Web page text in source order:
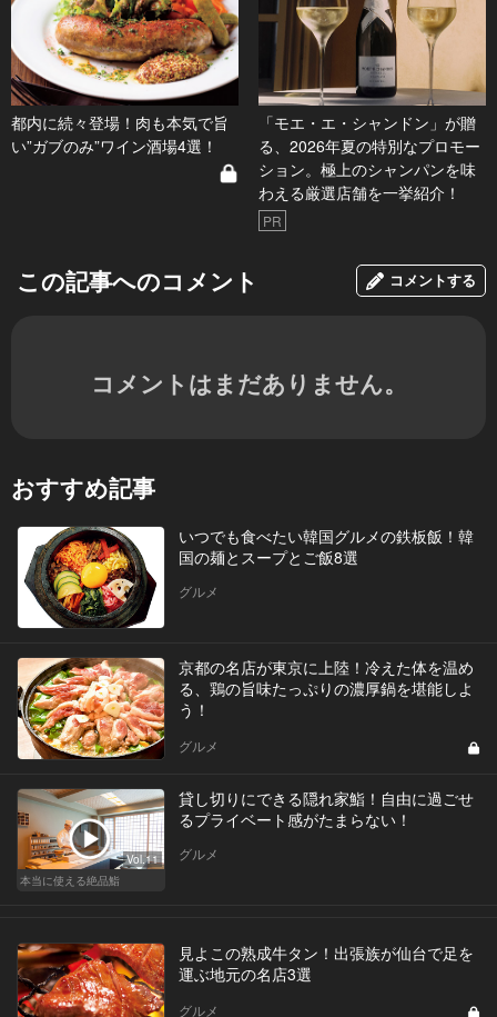
都内に続々登場！肉も本気で旨
い”ガブのみ”ワイン酒場4選！
「モエ・エ・シャンドン」が贈
る、2026年夏の特別なプロモー
ション。極上のシャンパンを味
わえる厳選店舗を一挙紹介！
PR
この記事へのコメント コメントする
コメントはまだありません。
おすすめ記事
いつでも食べたい韓国グルメの鉄板飯！韓
国の麺とスープとご飯8選
グルメ
京都の名店が東京に上陸！冷えた体を温め
る、鶏の旨味たっぷりの濃厚鍋を堪能しよ
う！
グルメ
Vol.11
本当に使える絶品鮨
貸し切りにできる隠れ家鮨！自由に過ごせ
るプライベート感がたまらない！
グルメ
見よこの熟成牛タン！出張族が仙台で足を
運ぶ地元の名店3選
グルメ